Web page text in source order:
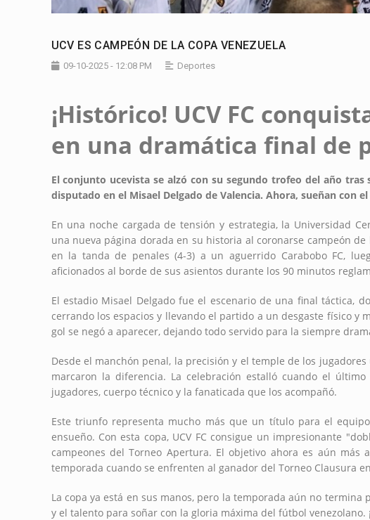
UCV ES CAMPEÓN DE LA COPA VENEZUELA
09-10-2025 - 12:08 PM Deportes
¡Histórico! UCV FC
en una dramática final de
El conjunto ucevista se alzó con su segundo trofeo del año
disputado en el Misael Delgado de Valencia. Ahora, sueñan con
En una noche cargada de tensión y estrategia, la Universidad
una nueva página dorada en su historia al coronarse campeón
en la tanda de penales (4-3) a un aguerrido Carabobo FC,
aficionados al borde de sus asientos durante los 90 minutos
El estadio Misael Delgado fue el escenario de una final táctica,
cerrando los espacios y llevando el partido a un desgaste físico y
gol se negó a aparecer, dejando todo servido para la siempre
Desde el manchón penal, la precisión y el temple de los
marcaron la diferencia. La celebración estalló cuando el
jugadores, cuerpo técnico y la fanaticada que los acompañó.
Este triunfo representa mucho más que un título para el
ensueño. Con esta copa, UCV FC consigue un impresionante
campeones del Torneo Apertura. El objetivo ahora es aún más
temporada cuando se enfrenten al ganador del Torneo Clausura
La copa ya está en sus manos, pero la temporada aún no
y el talento para soñar con la gloria máxima del fútbol venezolano.